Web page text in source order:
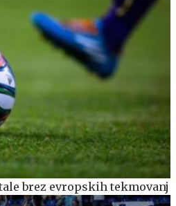
brez evropskih tekmovanj